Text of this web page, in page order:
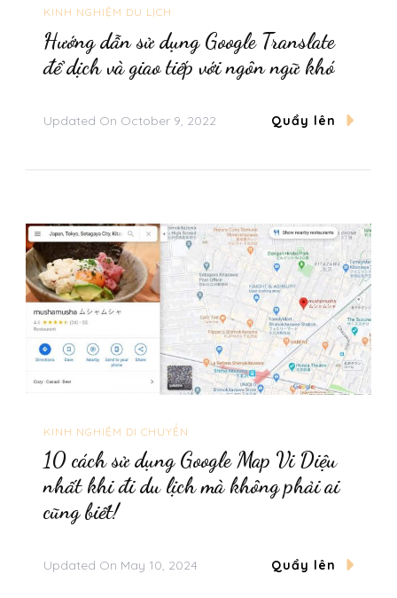
KINH NGHIỆM DU LỊCH
Hướng dẫn sử dụng Google Translate
để dịch và giao tiếp với ngôn ngữ khó
Updated On October 9, 2022 Quẩy lên
KINH NGHIỆM DI CHUYỂN
10 cách sử dụng Google Map Vi Diệu
nhất khi đi du lịch mà không phải ai
cũng biết!
Updated On May 10, 2024 Quẩy lên